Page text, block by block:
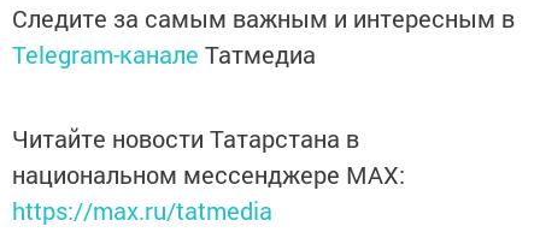
Следите за самым важным и интересным в
Telegram-канале Татмедиа
Читайте новости Татарстана в
национальном мессенджере MАХ:
https://max.ru/tatmedia